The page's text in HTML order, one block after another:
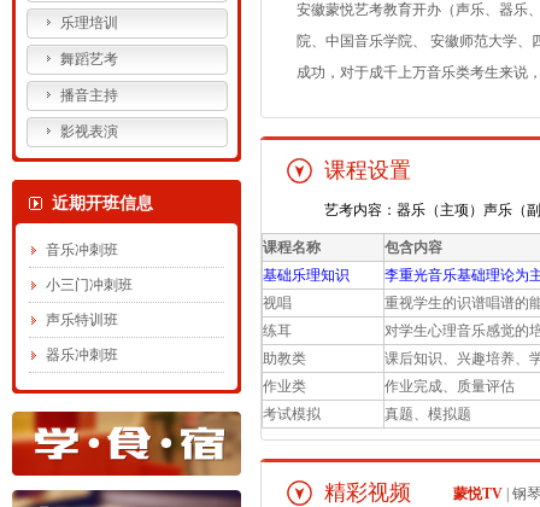
乐理培训
舞蹈艺考
播音主持
影视表演
近期开班信息
音乐冲刺班
小三门冲刺班
声乐特训班
器乐冲刺班
安徽蒙悦艺考教育开办（声乐、器乐
院、中国音乐学院、 安徽师范大学
成功，对于成千上万音乐类考生来说
课程设置
艺考内容：器乐（主项）声乐（
课程名称
包含内容
基础乐理知识
李重光音乐基础理论为
视唱
重视学生的识谱唱谱的
练耳
对学生心理音乐感觉的
助教类
课后知识、兴趣培养、
作业类
作业完成、质量评估
考试模拟
真题、模拟题
精彩视频 蒙悦TV 钢琴